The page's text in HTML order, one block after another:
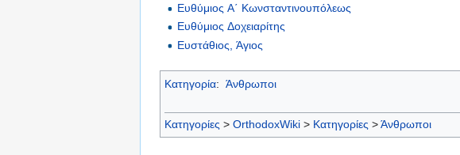
Ευθύμιος Α΄ Κωνσταντινουπόλεως
Ευθύμιος Δοχειαρίτης
Ευστάθιος, Άγιος
Κατηγορία: Άνθρωποι
Κατηγορίες > OrthodoxWiki > Κατηγορίες >Άνθρωποι